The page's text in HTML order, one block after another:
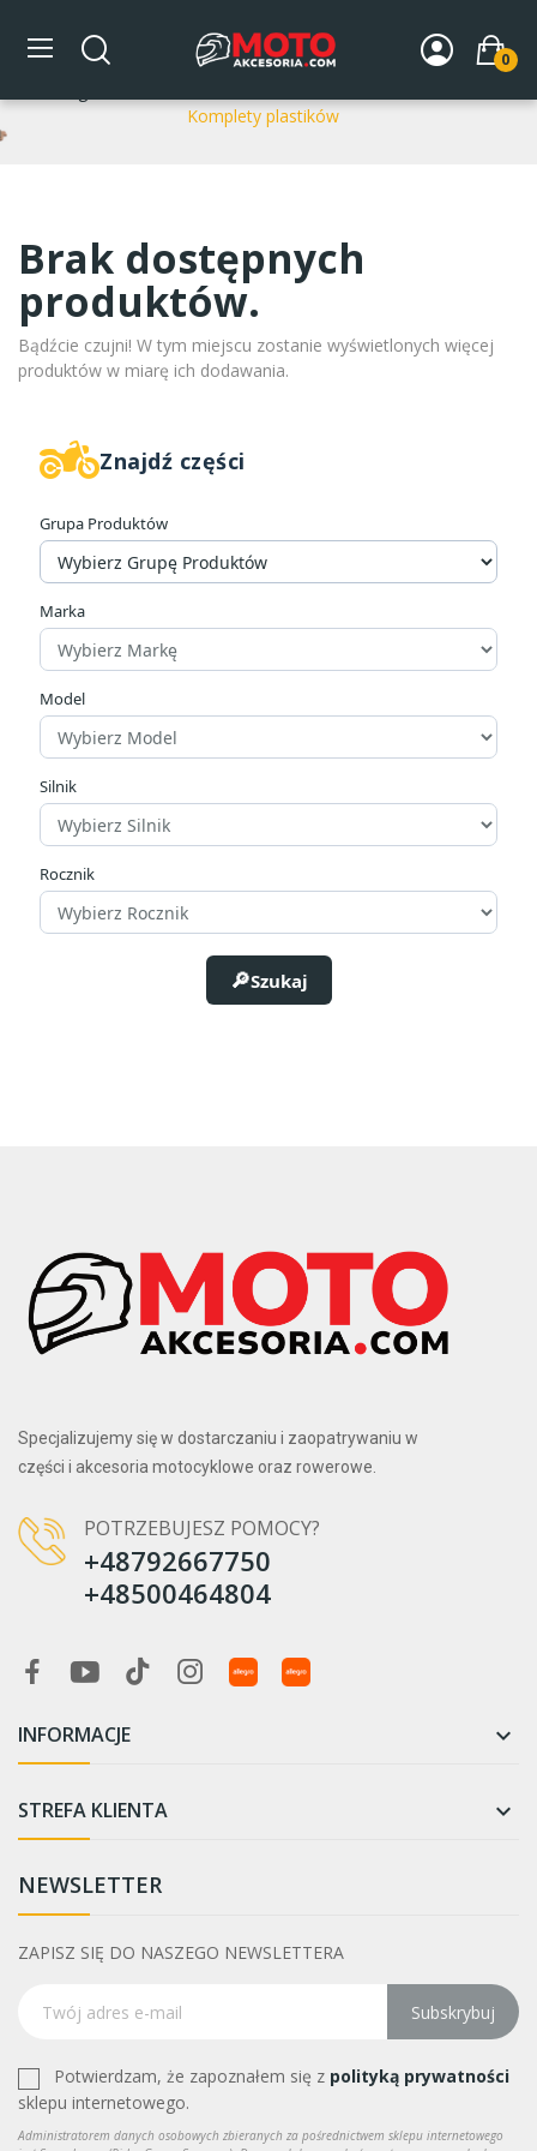
0
Komplety plastików
Komplety plastików
Znajdź części
Grupa Produktów
Marka
Model
Silnik
Rocznik
Szukaj
Brak dostępnych
produktów.
Bądźcie czujni! W tym miejscu zostanie wyświetlonych więcej
produktów w miarę ich dodawania.
Specjalizujemy się w dostarczaniu i zaopatrywaniu w
części i akcesoria motocyklowe oraz rowerowe.
POTRZEBUJESZ POMOCY?
+48792667750
+48500464804
INFORMACJE 
STREFA KLIENTA 
NEWSLETTER
ZAPISZ SIĘ DO NASZEGO NEWSLETTERA
Subskrybuj
Potwierdzam, że zapoznałem się z polityką prywatności
sklepu internetowego.
Administratorem danych osobowych zbieranych za pośrednictwem sklepu internetowego